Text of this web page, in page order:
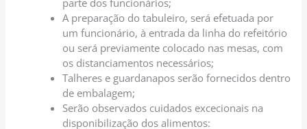
A preparação do tabuleiro, será efetuada por
um funcionário, à entrada da linha do refeitório
ou será previamente colocado nas mesas, com
os distanciamentos necessários;
Talheres e guardanapos serão fornecidos dentro
de embalagem;
Serão observados cuidados excecionais na
disponibilização dos alimentos: